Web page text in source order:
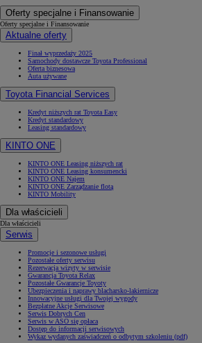
Oferty specjalne i Finansowanie
Oferty specjalne i Finansowanie
Aktualne oferty
Finał wyprzedaży 2025
Samochody dostawcze Toyota Professional
Oferta biznesowa
Auta używane
Toyota Financial Services
Kredyt niższych rat Toyota Easy
Kredyt standardowy
Leasing standardowy
KINTO ONE
KINTO ONE Leasing niższych rat
KINTO ONE Leasing konsumencki
KINTO ONE Najem
KINTO ONE Zarządzanie flotą
KINTO Mobility
Dla właścicieli
Dla właścicieli
Serwis
Promocje i sezonowe usługi
Pozostałe oferty serwisu
Rezerwacja wizyty w serwisie
Gwarancja Toyota Relax
Pozostałe Gwarancje Toyoty
Ubezpieczenia i naprawy blacharsko-lakiernicze
Innowacyjne usługi dla Twojej wygody
Bezpłatne Akcje Serwisowe
Serwis Dobrych Cen
Serwis w ASO się opłaca
Dostęp do informacji serwisowych
Wykaz wydanych zaświadczeń o odbytym szkoleniu (pdf)